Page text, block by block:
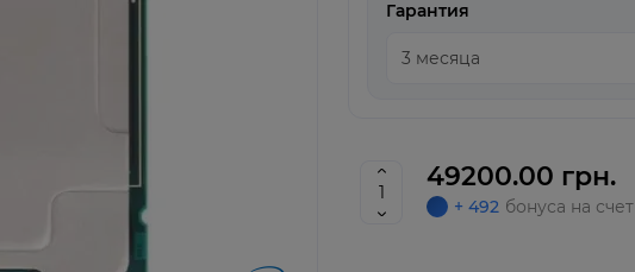
Гарантия
49200.00 грн.
+ 492 бонуса на счет